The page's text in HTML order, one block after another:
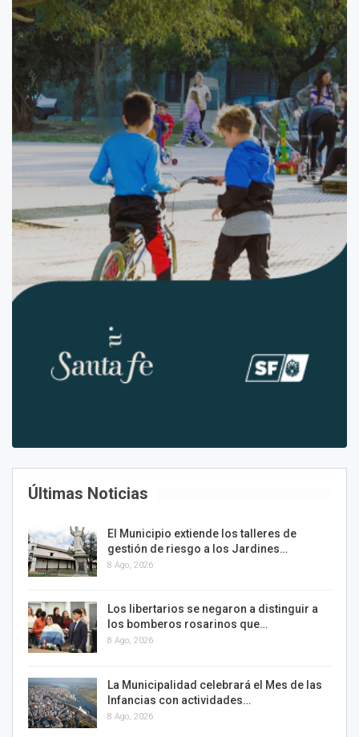
Últimas Noticias
El Municipio extiende los talleres de
gestión de riesgo a los Jardines…
8 Ago, 2026
Los libertarios se negaron a distinguir a
los bomberos rosarinos que…
8 Ago, 2026
La Municipalidad celebrará el Mes de las
Infancias con actividades…
8 Ago, 2026